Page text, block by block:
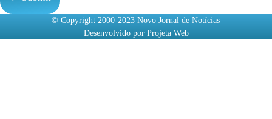
© Copyright 2000-2023 Novo Jornal de Notícias
Desenvolvido por Projeta Web